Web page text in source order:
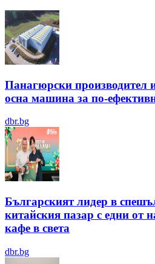
Панагюрски производител
осна машина за по-
dbr.bg
Българският лидер в
китайския пазар с едни от
кафе в света
dbr.bg